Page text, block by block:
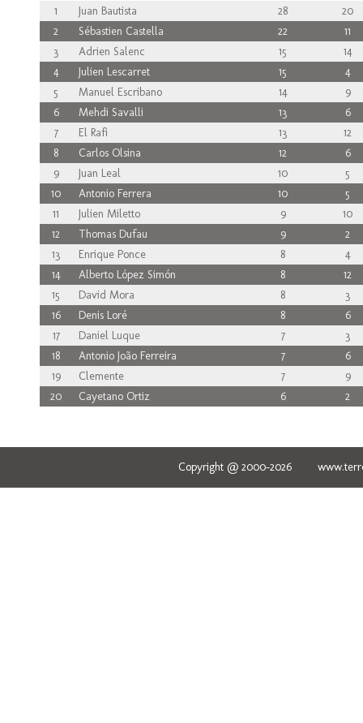
1 Juan Bautista 28
20
2
Sébastien Castella 22
11
3
Adrien Salenc 15
14
4
Julien Lescarret 15
4
5
Manuel Escribano 14
9
6
Mehdi Savalli 13
6
7
El Rafi 13
12
8
Carlos Olsina 12
6
9
Juan Leal 10
5
10
Antonio Ferrera 10
5
11
Julien Miletto 9
10
12
Thomas Dufau 9
2
13
Enrique Ponce 8
4
14
Alberto López Simón 8
12
15
David Mora 8
3
16
Denis Loré 8
6
17
Daniel Luque 7
3
18
Antonio João Ferreira 7
6
19
Clemente 7
9
20
Cayetano Ortiz 6 2
Copyright @ 2000-2026